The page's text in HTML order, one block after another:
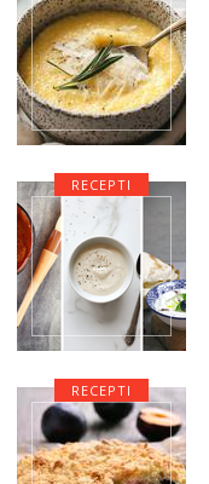
RECEPTI
RECEPTI